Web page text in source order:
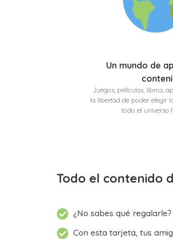
Un mundo de
Juegos, películas, libros,
la libertad de poder elegir
todo el universo
Todo el contenido
¿No sabes qué
Con esta tarjeta, tus